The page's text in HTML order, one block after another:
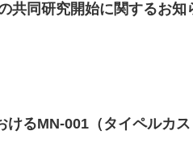
共同研究開始に関するお知
るMN-001（タイペルカ